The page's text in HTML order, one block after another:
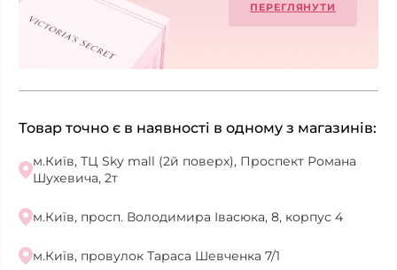
ПЕРЕГЛЯНУТИ
Товар точно є в наявності в одному з магазинів:
м.Київ, ТЦ Sky mall (2й поверх), Проспект Романа
Шухевича, 2т
м.Київ, просп. Володимира Івасюка, 8, корпус 4
м.Київ, провулок Тараса Шевченка 7/1